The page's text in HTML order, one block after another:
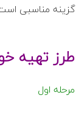
گزینه مناسبی
طرز تهیه
مرحله اول